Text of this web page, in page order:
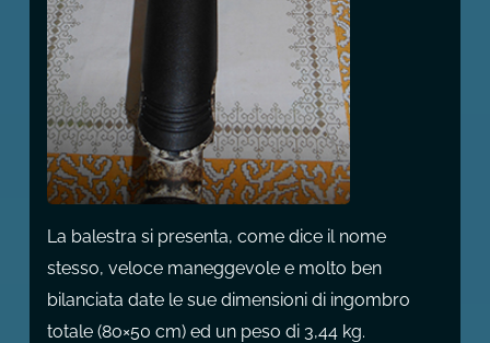
La balestra si presenta, come dice il nome
stesso, veloce maneggevole e molto ben
bilanciata date le sue dimensioni di ingombro
totale (80×50 cm) ed un peso di 3,44 kg.